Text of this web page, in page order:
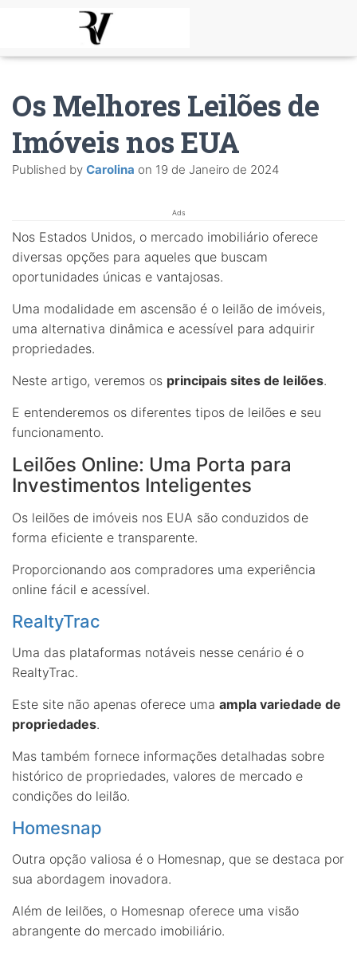
Os Melhores Leilões de
Imóveis nos EUA
Published by Carolina on 19 de Janeiro de 2024
Ads
Nos Estados Unidos, o mercado imobiliário oferece
diversas opções para aqueles que buscam
oportunidades únicas e vantajosas.
Uma modalidade em ascensão é o leilão de imóveis,
uma alternativa dinâmica e acessível para adquirir
propriedades.
Neste artigo, veremos os principais sites de leilões.
E entenderemos os diferentes tipos de leilões e seu
funcionamento.
Leilões Online: Uma Porta para
Investimentos Inteligentes
Os leilões de imóveis nos EUA são conduzidos de
forma eficiente e transparente.
Proporcionando aos compradores uma experiência
online fácil e acessível.
RealtyTrac
Uma das plataformas notáveis nesse cenário é o
RealtyTrac.
Este site não apenas oferece uma ampla variedade de
propriedades.
Mas também fornece informações detalhadas sobre
histórico de propriedades, valores de mercado e
condições do leilão.
Homesnap
Outra opção valiosa é o Homesnap, que se destaca por
sua abordagem inovadora.
Além de leilões, o Homesnap oferece uma visão
abrangente do mercado imobiliário.